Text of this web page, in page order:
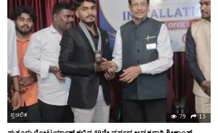
ಪ್ರಚಲಿತ 79 15